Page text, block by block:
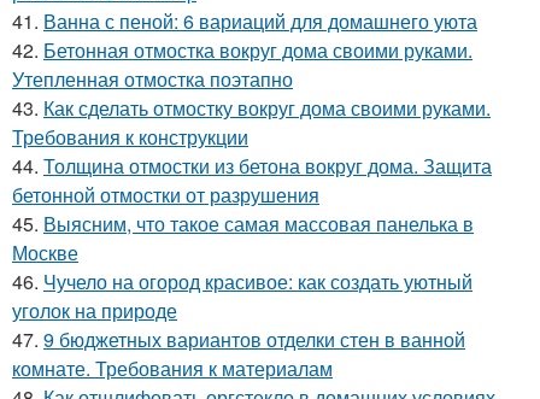
41. Ванна с пеной: 6 вариаций для домашнего уюта
42. Бетонная отмостка вокруг дома своими руками.
Утепленная отмостка поэтапно
43. Как сделать отмостку вокруг дома своими руками.
Требования к конструкции
44. Толщина отмостки из бетона вокруг дома. Защита
бетонной отмостки от разрушения
45. Выясним, что такое самая массовая панелька в
Москве
46. Чучело на огород красивое: как создать уютный
уголок на природе
47. 9 бюджетных вариантов отделки стен в ванной
комнате. Требования к материалам